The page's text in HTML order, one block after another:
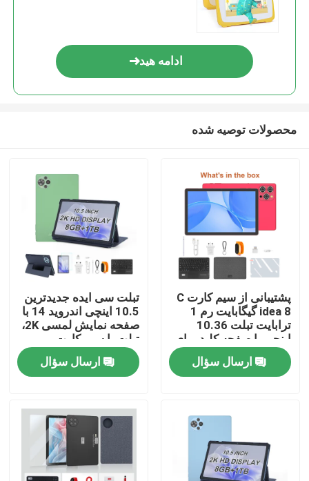
خانه
محصولات
نمایش VR
ادامه هید
محصولات توصیه شده
پشتیبانی از سیم کارت C
idea 8 گیگابایت رم 1
ترابایت تبلت 10.36
اینچی با صفحه کلید برای
دانش آموزان CM10016
PLUS
ارسال سؤال
تبلت سی ایده جدیدترین
10.5 اینچی اندروید 14 با
صفحه نمایش لمسی 2K،
تبلت با سیم کارت
CM10500 Plus سبز
ارسال سؤال